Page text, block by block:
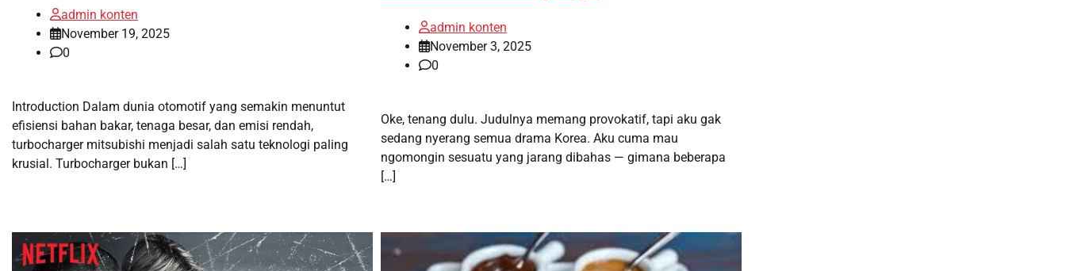
admin konten
November 19, 2025
0
Introduction Dalam dunia otomotif yang semakin menuntut
efisiensi bahan bakar, tenaga besar, dan emisi rendah,
turbocharger mitsubishi menjadi salah satu teknologi paling
krusial. Turbocharger bukan […]
admin konten
November 3, 2025
0
Oke, tenang dulu. Judulnya memang provokatif, tapi aku gak
sedang nyerang semua drama Korea. Aku cuma mau
ngomongin sesuatu yang jarang dibahas — gimana beberapa
[…]